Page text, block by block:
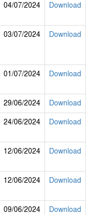
04/07/2024 Download
03/07/2024 Download
01/07/2024 Download
29/06/2024
Download
24/06/2024 Download
12/06/2024 Download
12/06/2024 Download
09/06/2024 Download